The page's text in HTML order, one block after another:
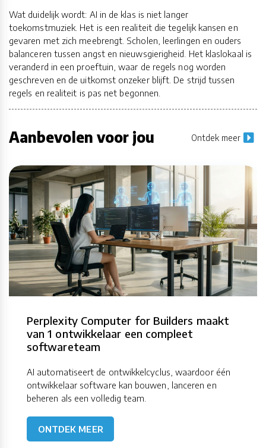
Wat duidelijk wordt: AI in de klas is niet langer
toekomstmuziek. Het is een realiteit die tegelijk kansen en
gevaren met zich meebrengt. Scholen, leerlingen en ouders
balanceren tussen angst en nieuwsgierigheid. Het klaslokaal is
veranderd in een proeftuin, waar de regels nog worden
geschreven en de uitkomst onzeker blijft. De strijd tussen
regels en realiteit is pas net begonnen.
Aanbevolen voor jou Ontdek meer
Perplexity Computer for Builders maakt
van 1 ontwikkelaar een compleet
softwareteam
AI automatiseert de ontwikkelcyclus, waardoor één
ontwikkelaar software kan bouwen, lanceren en
beheren als een volledig team.
ONTDEK MEER